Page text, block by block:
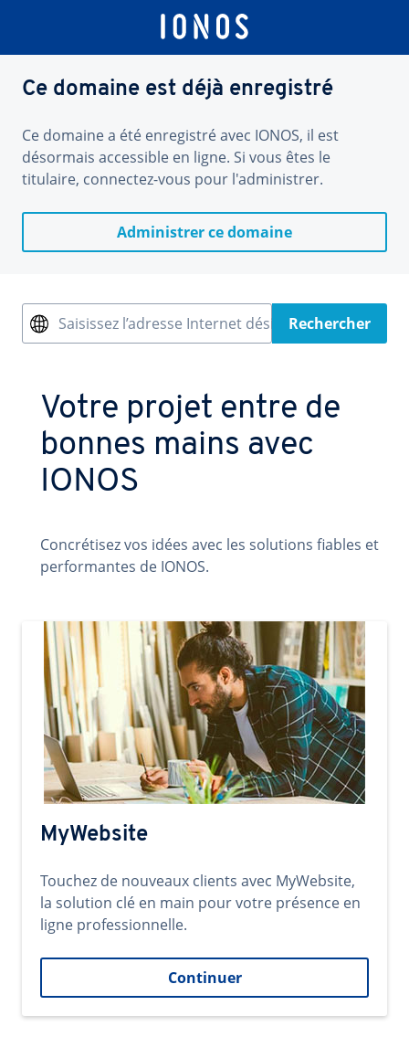
Ce domaine est déjà enregistré
Ce domaine a été enregistré avec IONOS, il est
désormais accessible en ligne. Si vous êtes le
titulaire, connectez-vous pour l'administrer.
Administrer ce domaine
Saisissez l’adresse Internet désiréeRechercher
Votre projet entre de
bonnes mains avec
IONOS
Concrétisez vos idées avec les solutions fiables et
performantes de IONOS.
MyWebsite
Touchez de nouveaux clients avec MyWebsite,
la solution clé en main pour votre présence en
ligne professionnelle.
Continuer